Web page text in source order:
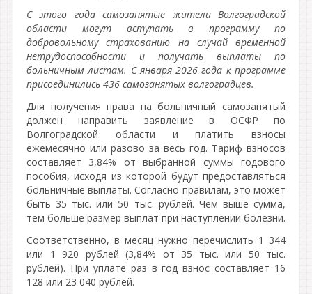
С этого года самозанятые жители Волгоградской
области могут вступать в программу по
добровольному страхованию на случай временной
нетрудоспособности и получать выплаты по
больничным листам. С января 2026 года к программе
присоединились 436 самозанятых волгоградцев.
Для получения права на больничный самозанятый
должен направить заявление в ОСФР по
Волгоградской области и платить взносы
ежемесячно или разово за весь год. Тариф взносов
составляет 3,84% от выбранной суммы годового
пособия, исходя из которой будут предоставляться
больничные выплаты. Согласно правилам, это может
быть 35 тыс. или 50 тыс. рублей. Чем выше сумма,
тем больше размер выплат при наступлении болезни.
Соответственно, в месяц нужно перечислить 1 344
или 1 920 рублей (3,84% от 35 тыс. или 50 тыс.
рублей). При уплате раз в год взнос составляет 16
128 или 23 040 рублей.